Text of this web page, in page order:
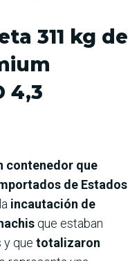
311 kg de
4,3
contenedor que
de Estados
incautación de
que estaban
que totalizaron